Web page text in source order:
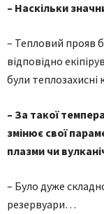
– Наскільки
– Тепловий прояв
відповідно
були теплозахисні
– За такої
змінює свої
плазми чи
– Було дуже
резервуари…